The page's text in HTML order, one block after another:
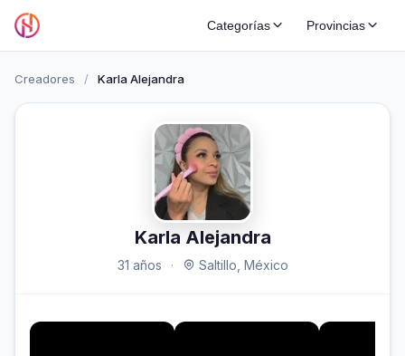
Categorías Provincias
Creadores / Karla Alejandra
Karla Alejandra
31 años · Saltillo, México